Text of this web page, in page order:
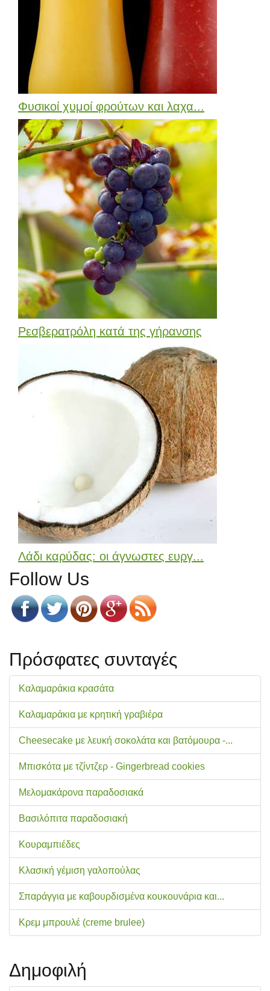
Φυσικοί χυμοί φρούτων και λαχα...
Ρεσβερατρόλη κατά της γήρανσης
Λάδι καρύδας: οι άγνωστες ευργ...
Follow Us
Πρόσφατες συνταγές
Καλαμαράκια κρασάτα
Καλαμαράκια με κρητική γραβιέρα
Cheesecake με λευκή σοκολάτα και βατόμουρα -...
Μπισκότα με τζίντζερ - Gingerbread cookies
Μελομακάρονα παραδοσιακά
Βασιλόπιτα παραδοσιακή
Κουραμπιέδες
Κλασική γέμιση γαλοπούλας
Σπαράγγια με καβουρδισμένα κουκουνάρια και...
Κρεμ μπρουλέ (creme brulee)
Δημοφιλή